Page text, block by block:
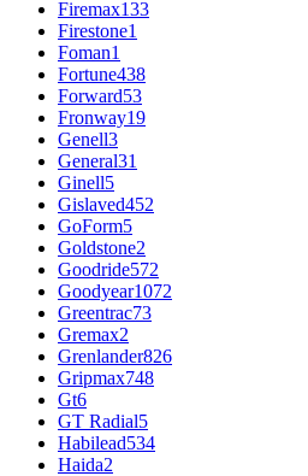
Firemax133
Firestone1
Foman1
Fortune438
Forward53
Fronway19
Genell3
General31
Ginell5
Gislaved452
GoForm5
Goldstone2
Goodride572
Goodyear1072
Greentrac73
Gremax2
Grenlander826
Gripmax748
Gt6
GT Radial5
Habilead534
Haida2